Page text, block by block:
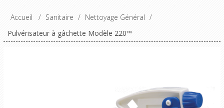
Accueil / Sanitaire / Nettoyage Général /
Pulvérisateur à gâchette Modèle 220™